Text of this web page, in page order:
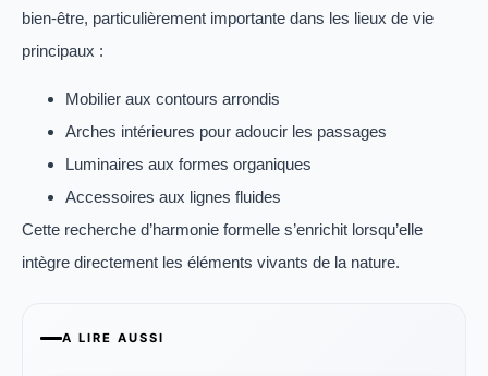
bien-être, particulièrement importante dans les lieux de vie
principaux :
Mobilier aux contours arrondis
Arches intérieures pour adoucir les passages
Luminaires aux formes organiques
Accessoires aux lignes fluides
Cette recherche d’harmonie formelle s’enrichit lorsqu’elle
intègre directement les éléments vivants de la nature.
A LIRE AUSSI